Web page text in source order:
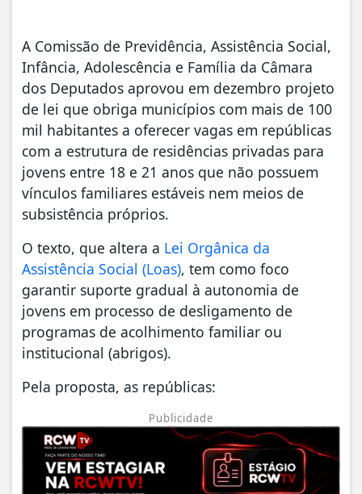
A Comissão de Previdência, Assistência Social,
Infância, Adolescência e Família da Câmara
dos Deputados aprovou em dezembro projeto
de lei que obriga municípios com mais de 100
mil habitantes a oferecer vagas em repúblicas
com a estrutura de residências privadas para
jovens entre 18 e 21 anos que não possuem
vínculos familiares estáveis nem meios de
subsistência próprios.
O texto, que altera a Lei Orgânica da
Assistência Social (Loas), tem como foco
garantir suporte gradual à autonomia de
jovens em processo de desligamento de
programas de acolhimento familiar ou
institucional (abrigos).
Pela proposta, as repúblicas:
Publicidade